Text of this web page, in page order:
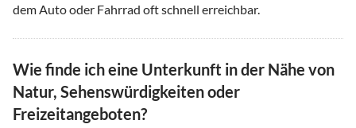
dem Auto oder Fahrrad oft schnell erreichbar.
Wie finde ich eine Unterkunft in der Nähe von
Natur, Sehenswürdigkeiten oder
Freizeitangeboten?